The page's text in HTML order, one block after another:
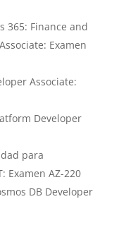
365: Finance and
Examen
Associate:
Developer
para
Examen AZ-220
DB Developer